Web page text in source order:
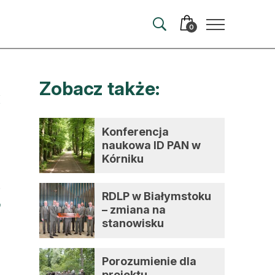
0
Zobacz także:
Konferencja
naukowa ID PAN w
Kórniku
RDLP w Białymstoku
– zmiana na
stanowisku
Porozumienie dla